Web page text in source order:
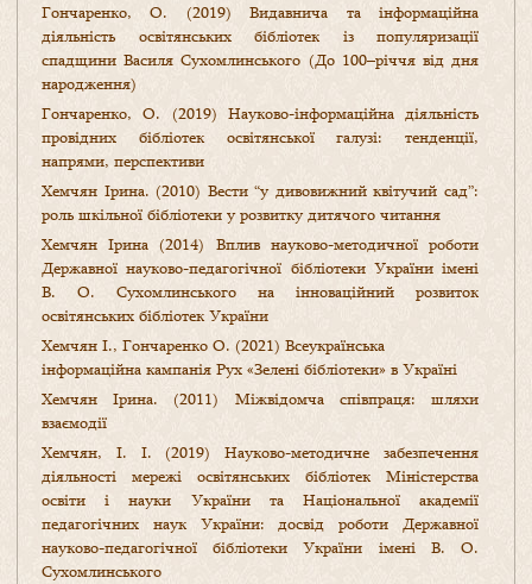
Гончаренко, О. (2019) Видавнича та інформаційна
діяльність освітянських бібліотек із популяризації
спадщини Василя Сухомлинського (До 100–річчя від дня
народження)
Гончаренко, О. (2019) Науково-інформаційна діяльність
провідних бібліотек освітянської галузі: тенденції,
напрями, перспективи
Хемчян Ірина. (2010) Вести “у дивовижний квітучий сад”:
роль шкільної бібліотеки у розвитку дитячого читання
Хемчян Ірина (2014) Вплив науково-методичної роботи
Державної науково-педагогічної бібліотеки України імені
В. О. Сухомлинського на інноваційний розвиток
освітянських бібліотек України
Хемчян І., Гончаренко О. (2021) Всеукраїнська
інформаційна кампанія Рух «Зелені бібліотеки» в Україні
Хемчян Ірина. (2011) Міжвідомча співпраця: шляхи
взаємодії
Хемчян, І. І. (2019) Науково-методичне забезпечення
діяльності мережі освітянських бібліотек Міністерства
освіти і науки України та Національної академії
педагогічних наук України: досвід роботи Державної
науково-педагогічної бібліотеки України імені В. О.
Сухомлинського